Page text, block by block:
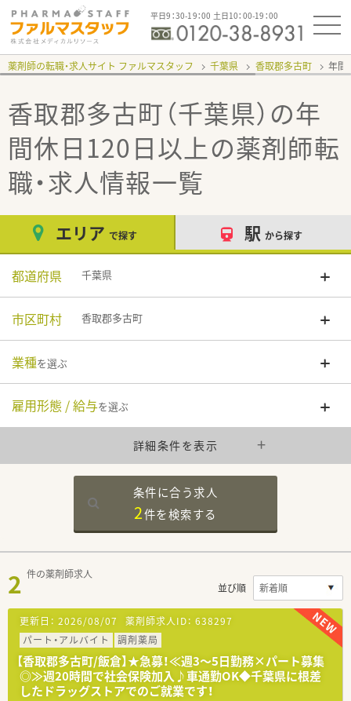
平日9：30-19：00 土日10：00-19：00
薬剤師の転職・求人サイト ファルマスタッフ 千葉県 香取郡多古町 年間
香取郡多古町（千葉県）の年
間休日120日以上の薬剤師転
職・求人情報一覧
エリア で探す 駅 から探す
都道府県 千葉県
市区町村 香取郡多古町
業種を選ぶ
雇用形態 / 給与を選ぶ
詳細条件を表示
条件に合う求人
2件を検索する
2 件の薬剤師求人
並び順
更新日： 2026/08/07 薬剤師求人ID： 638297
パート・アルバイト
調剤薬局
【香取郡多古町/飯倉】★急募！≪週3～5日勤務×パート募集
◎≫週20時間で社会保険加入♪車通勤OK◆千葉県に根差
したドラッグストアでのご就業です！